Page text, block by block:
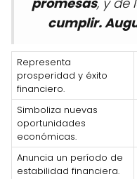
cumplir.
Representa
prosperidad y éxito
financiero.
Simboliza nuevas
oportunidades
económicas.
Anuncia un período de
estabilidad financiera.